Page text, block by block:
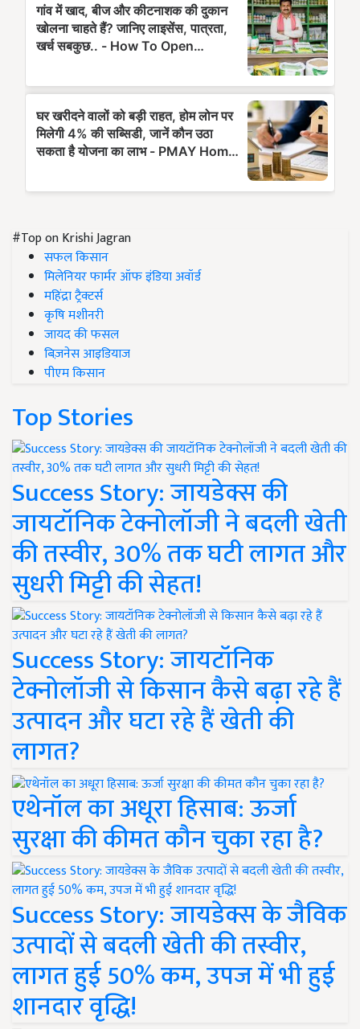
#Top on Krishi Jagran
सफल किसान
मिलेनियर फार्मर ऑफ इंडिया अवॉर्ड
महिंद्रा ट्रैक्टर्स
कृषि मशीनरी
जायद की फसल
बिज़नेस आइडियाज
पीएम किसान
Top Stories
Success Story: जायडेक्स की
जायटॉनिक टेक्नोलॉजी ने बदली खेती
की तस्वीर, 30% तक घटी लागत और
सुधरी मिट्टी की सेहत!
Success Story: जायटॉनिक
टेक्नोलॉजी से किसान कैसे बढ़ा रहे हैं
उत्पादन और घटा रहे हैं खेती की
लागत?
एथेनॉल का अधूरा हिसाब: ऊर्जा
सुरक्षा की कीमत कौन चुका रहा है?
Success Story: जायडेक्स के जैविक
उत्पादों से बदली खेती की तस्वीर,
लागत हुई 50% कम, उपज में भी हुई
शानदार वृद्धि!